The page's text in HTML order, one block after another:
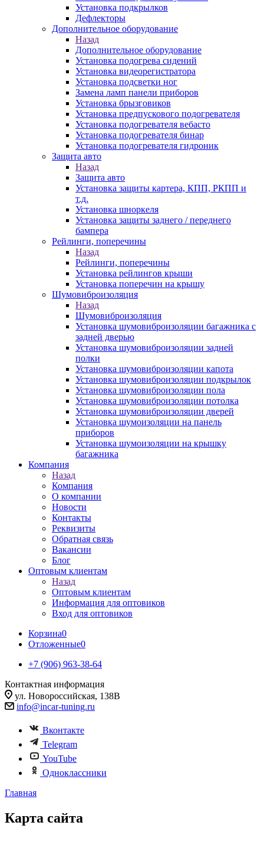
Установка подкрылков
Дефлекторы
Дополнительное оборудование
Назад
Дополнительное оборудование
Установка подогрева сидений
Установка видеорегистратора
Установка подсветки ног
Замена ламп панели приборов
Установка брызговиков
Установка предпускового подогревателя
Установка подогревателя вебасто
Установка подогревателя бинар
Установка подогревателя гидроник
Защита авто
Назад
Защита авто
Установка защиты картера, КПП, РКПП и
т.д.
Установка шноркеля
Установка защиты заднего / переднего
бампера
Рейлинги, поперечины
Назад
Рейлинги, поперечины
Установка рейлингов крыши
Установка поперечин на крышу
Шумовиброизоляция
Назад
Шумовиброизоляция
Установка шумовиброизоляции багажника с
задней дверью
Установка шумовиброизоляции задней
полки
Установка шумовиброизоляции капота
Установка шумовиброизоляции подкрылок
Установка шумовиброизоляции пола
Установка шумовиброизоляции потолка
Установка шумовиброизоляции дверей
Установка шумоизоляции на панель
приборов
Установка шумоизоляции на крышку
багажника
Компания
Назад
Компания
О компании
Новости
Контакты
Реквизиты
Обратная связь
Вакансии
Блог
Оптовым клиентам
Назад
Оптовым клиентам
Информация для оптовиков
Вход для оптовиков
Корзина0
Отложенные0
+7 (906) 963-38-64
Контактная информация
ул. Новороссийская, 138В
info@incar-tuning.ru
Вконтакте
Telegram
YouTube
Одноклассники
Главная
Карта сайта